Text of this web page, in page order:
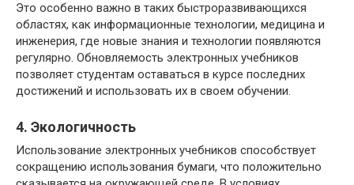
Это особенно важно в таких быстроразвивающихся
областях, как информационные технологии, медицина и
инженерия, где новые знания и технологии появляются
регулярно. Обновляемость электронных учебников
позволяет студентам оставаться в курсе последних
достижений и использовать их в своем обучении.
4. Экологичность
Использование электронных учебников способствует
сокращению использования бумаги, что положительно